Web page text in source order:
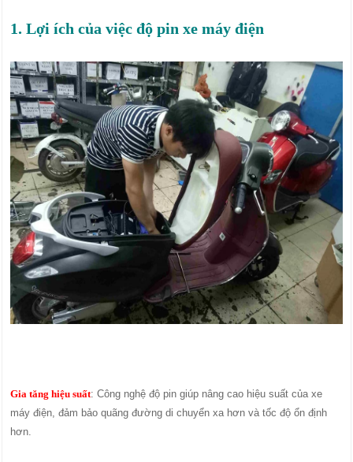
1. Lợi ích của việc độ pin xe máy điện
Gia tăng hiệu suất: Công nghệ độ pin giúp nâng cao hiệu suất của xe
máy điện, đảm bảo quãng đường di chuyển xa hơn và tốc độ ổn định
hơn.